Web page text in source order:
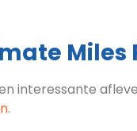
Miles
interessante
.